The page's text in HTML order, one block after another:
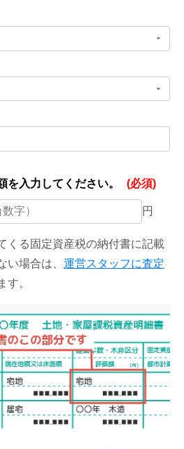
を入力してください。 (必須)
円
くる固定資産税の納付書に記載
い場合は、 運営スタッフに査定
す。